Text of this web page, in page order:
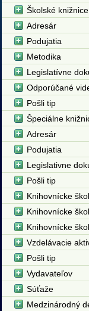
Školské knižnice
Adresár
Podujatia
Metodika
Legislatívne
Odporúčané
Pošli tip
Špeciálne
Adresár
Podujatia
Legislativne
Pošli tip
Knihovnícke
Knihovnícke
Knihovnícke
Vzdelávacie
Pošli tip
Vydavateľov
Súťaže
Medzinárodný